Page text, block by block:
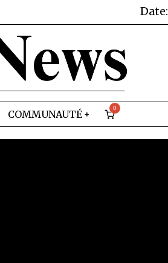
Date:
COMMUNAUTÉ
0